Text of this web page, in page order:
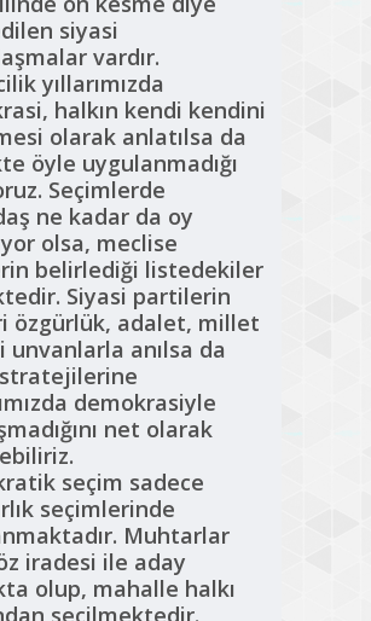
siyasi
vardır.
yıllarımızda
halkın kendi kendini
olarak anlatılsa da
öyle uygulanmadığı
Seçimlerde
ne kadar da oy
olsa, meclise
belirlediği listedekiler
Siyasi partilerin
özgürlük, adalet, millet
unvanlarla anılsa da
demokrasiyle
net olarak
seçim sadece
seçimlerinde
Muhtarlar
iradesi ile aday
olup, mahalle halkı